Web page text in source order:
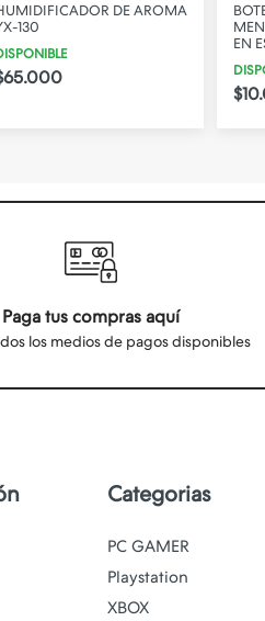
DE AROMA
130
EN
Paga tus compras aquí
los medios de pagos disponibles
Categorias
PC GAMER
Playstation
XBOX